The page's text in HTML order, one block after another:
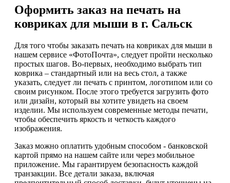
Оформить заказ на печать на
ковриках для мыши в г. Сальск
Для того чтобы заказать печать на ковриках для мыши в
нашем сервисе «ФотоПочта», следует пройти несколько
простых шагов. Во-первых, необходимо выбрать тип
коврика – стандартный или на весь стол, а также
указать, следует ли печать с принтом, логотипом или со
своим рисунком. После этого требуется загрузить фото
или дизайн, который вы хотите увидеть на своем
изделии. Мы используем современные методы печати,
чтобы обеспечить яркость и четкость каждого
изображения.
Заказ можно оплатить удобным способом - банковской
картой прямо на нашем сайте или через мобильное
приложение. Мы гарантируем безопасность каждой
транзакции. Все детали заказа, включая